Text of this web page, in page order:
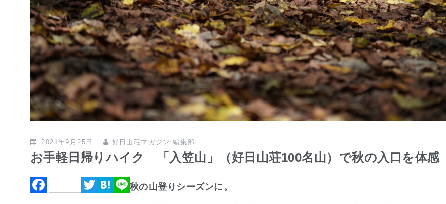
2021年9月25日 好日山荘マガジン 編集部
お手軽日帰りハイク 「入笠山」（好日山荘100名山）で秋の入口を体感
F
T
H
L
秋の山登りシーズンに。